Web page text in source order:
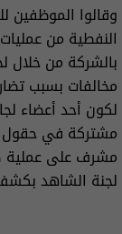
وقالوا الموظفين
النفطية من
بالشركة من خلال
مخالفات بسبب
لكون أحد أعضاء
مشتركة في حقول
مشرف على عملية
لجنة الشاهد